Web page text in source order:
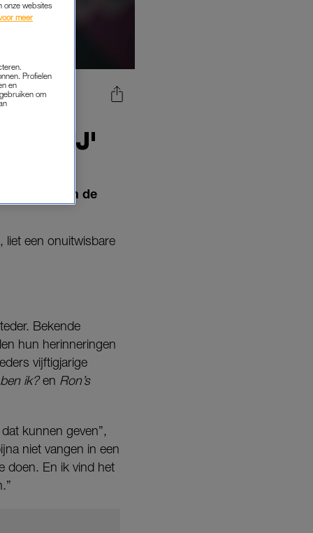
HIJ'
uit aan de
liet een onuitwisbare
Bekende
hun herinneringen
vijftigjarige
ik?en Ron’s
kunnen geven”,
niet vangen in een
doen. En ik vind het
onze websites
meer
Profielen
en
om